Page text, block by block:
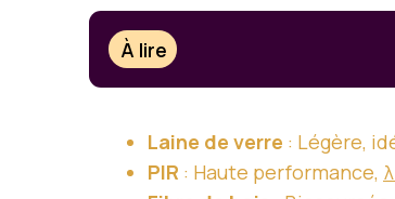
À lire
Laine de verre : Légère,
PIR : Haute performance,